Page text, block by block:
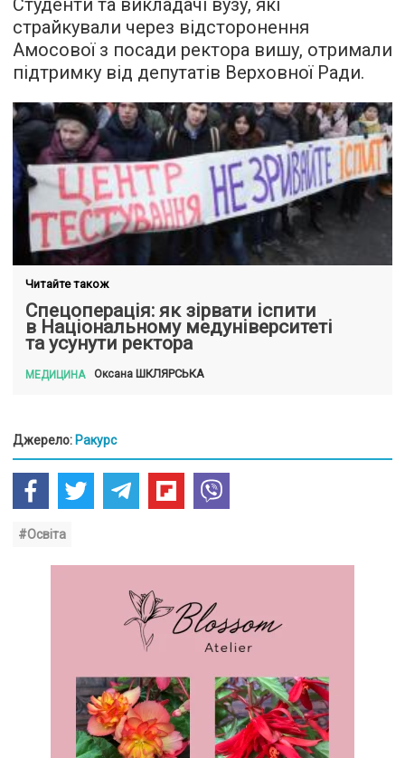
Студенти та викладачі вузу, які
страйкували через відсторонення
Амосової з посади ректора вишу, отримали
підтримку від депутатів Верховної Ради.
Читайте також
Спецоперація: як зірвати іспити
в Національному медуніверситеті
та усунути ректора
МЕДИЦИНА Оксана ШКЛЯРСЬКА
Джерело: Ракурс
#Освіта